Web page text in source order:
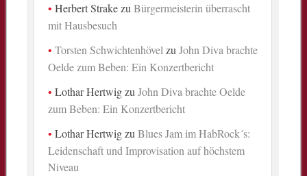
Herbert StrakezuBürgermeisterin überrascht
mit Hausbesuch
Torsten Schwichtenhövel zuJohn Diva brachte
Oelde zum Beben: Ein Konzertbericht
Lothar HertwigzuJohn Diva brachte Oelde
zum Beben: Ein Konzertbericht
Lothar HertwigzuBlues Jam im HabRock´s:
Leidenschaft und Improvisation auf höchstem
Niveau